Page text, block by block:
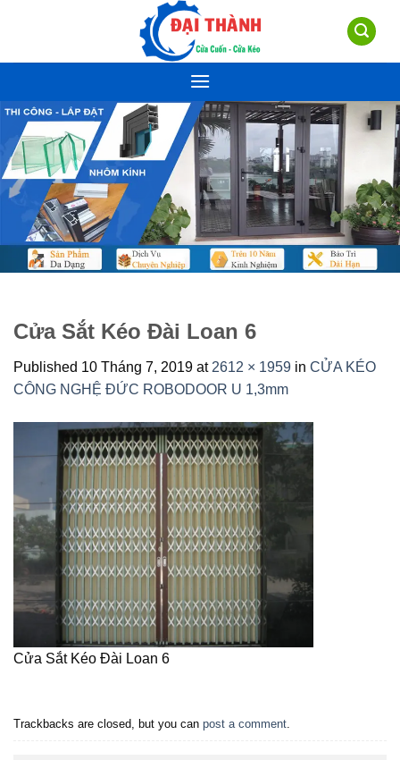
Cửa Sắt Kéo Đài Loan 6
Published 10 Tháng 7, 2019 at 2612 × 1959 in CỬA KÉO
CÔNG NGHỆ ĐỨC ROBODOOR U 1,3mm
Cửa Sắt Kéo Đài Loan 6
Trackbacks are closed, but you can post a comment.